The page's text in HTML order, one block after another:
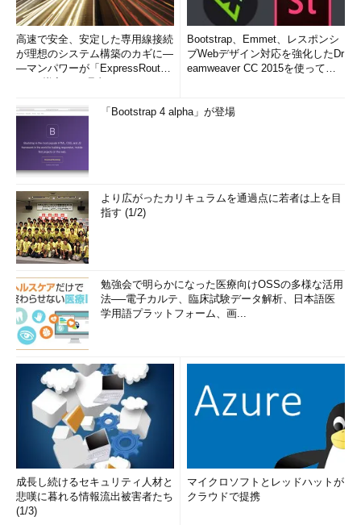
高速で安全、安定した専用線接続
が理想のシステム構築のカギに―
―マンパワーが「ExpressRout
Bootstrap、Emmet、レスポンシ
ブWebデザイン対応を強化したDr
eamweaver CC 2015を使って
「Bootstrap 4 alpha」が登場
より広がったカリキュラムを通過点に若者は上を目
指す (1/2)
勉強会で明らかになった医療向けOSSの多様な活用
法──電子カルテ、臨床試験データ解析、日本語医
学用語プラットフォーム、画...
成長し続けるセキュリティ人材と
悲嘆に暮れる情報流出被害者たち
(1/3)
マイクロソフトとレッドハットが
クラウドで提携